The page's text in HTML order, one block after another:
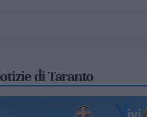
di Taranto